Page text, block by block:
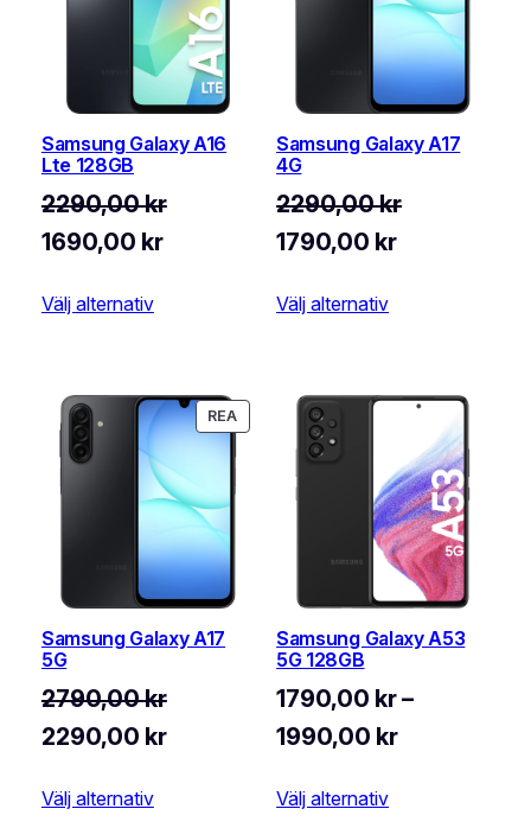
Samsung Galaxy A16
Lte 128GB
2290,00kr
Det
priset
2290,00 kr.
1690,00 krDet
1690,00 kr.
Välj alternativ
Samsung Galaxy A17
4G
2290,00kr
Det
priset
2290,00 kr.
1790,00 krDet
1790,00 kr.
Välj alternativ
REAPRODUKTER
PÅ
Samsung Galaxy A17
5G
2790,00kr
Det
priset
2290,00 krDet
Välj alternativ
Samsung Galaxy A53
5G 128GB
1790,00 kr–
1990,00 kr
Välj alternativ